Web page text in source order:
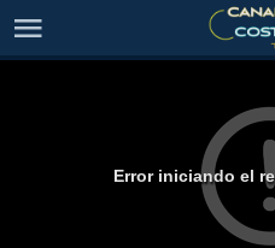
Error iniciando el